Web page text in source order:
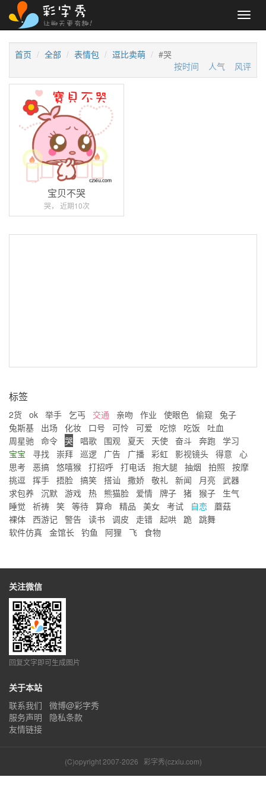
首页 全部 表情包 逗比卖萌
#哭
按时间
人气 风评
宝贝不哭
哭， 近期10次
标签
2货 ok 举手 乞丐 交通 亲吻 作业 使眼色 偷窥
兔子
兔斯基
出场 化妆 口号 可怜 可爱 吃惊 吃饭
吐血
周星驰 命令 哭 唱歌 围观 夏天 天使 奋斗 奔跑 学习
宝宝
寻找 崇拜 巡逻 广告 广播 彩虹 影视镜头 得意
心
思考
恶搞 悠嘻猴 打招呼 打电话 抱大腿 抽烟 拍照
按摩
挑逗 挥手 捂脸 搞笑 搭讪 撒娇 敬礼 新闻 月亮
武器
求包养
沉默 游戏 热 熊猫脸 爱情 牌子 猪 猴子
生气
睡觉
祈祷 笑 等待 算命 精品 美女 考试 自恋
蘑菇
裸体 西游记 警告 读书 调皮 走错 起哄 跪
跳舞
软件仿真 金馆长 钓鱼 阿狸 飞 食物
关注微信
回复文字即可生成图片
关于本站
联系我们
微博@彩字秀
服务声明
隐私条款
友情链接
(C)opyright 2007-2026 彩字秀(czxiu.com)